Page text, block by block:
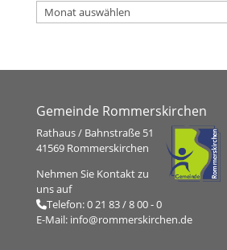
Archiv
Gemeinde Rommerskirchen
Rathaus / Bahnstraße 51
41569 Rommerskirchen
Nehmen Sie Kontakt zu
uns auf
Telefon:0 21 83 / 8 00 - 0
E-Mail: info@rommerskirchen.de